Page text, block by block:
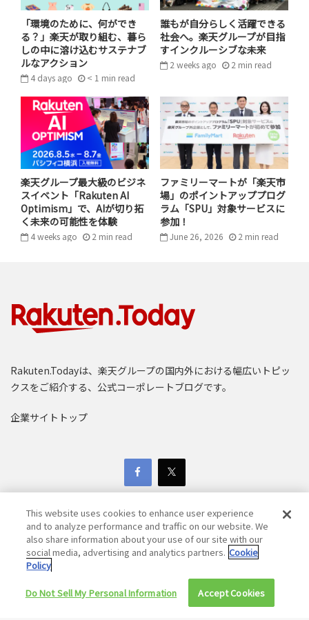
「身に着ける」涼しさ。最新アイテム
で夏の暑さを賢く攻略
今年の夏、注目したいのは「涼」を「身に着ける」とい
う新しいスタイルです。ハンディファンも定番ですが、今
年はもっと一歩先を行く「スマートな暑さ対策」がトレ
ンドの予感。
身に着けるだけで冷感を得られるウェアラブルギアや、
日差しを遮りつつ涼しさをキープする「避暑着」、そし
てファンを搭載した多機能アイテムまで、2026年は、暑
たとえば、服の中に風を送り込む空調ウェアや、頭部を
ゃれなギアへと進化しました。また、UVカットや冷感素
材のアームカバー・フェイスカバーといった「避暑着」
も、日差しを避けるための必須アイテムとして定着して
います。
移動中や家事の合間には、「多機能＋ファン」（プラス
「環境のために、何ができ
る？」楽天が取り組む、暮ら
しの中に溶け込むサステナブ
ルなアクション
4 days ago < 1 min read
誰もが自分らしく活躍できる
社会へ。楽天グループが目指
すインクルーシブな未来
2 weeks ago 2 min read
楽天グループ最大級のビジネ
スイベント「Rakuten AI
Optimism」で、AIが切り拓
く未来の可能性を体験
4 weeks ago 2 min read
ファミリーマートが「楽天市
場」のポイントアッププログ
ラム「SPU」対象サービスに
参加！
June 26, 2026 2 min read
Rakuten.Todayは、楽天グループの国内外における幅広いトピッ
クスをご紹介する、公式コーポレートブログです。
企業サイトトップ
Copyright © 1997-2025 Rakuten Group, Inc. All Rights Reserved.
楽天グループ個人情報保護方針
採用活動における個人情報保護方針
免責事項
This website uses cookies to enhance user experience
and to analyze performance and traffic on our website. We
also share information about your use of our site with our
social media, advertising and analytics partners. Cookie
Policy
Do Not Sell My Personal Information Accept Cookies